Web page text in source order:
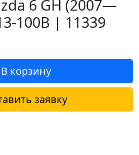
6 GH (2007—
100B | 11339
В корзину
заявку